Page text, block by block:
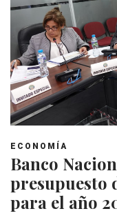
ECONOMÍA
Banco
presupuesto
para el año